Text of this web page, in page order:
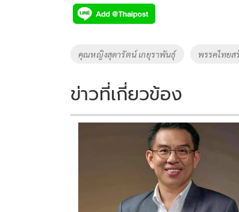
e
b
o
k
tt
er
p
y
Li
k
Tags
คุณหญิงสุดารัตน์ เกยุราพันธุ์ พรรคไทยส
ข่าวที่เกี่ยวข้อง